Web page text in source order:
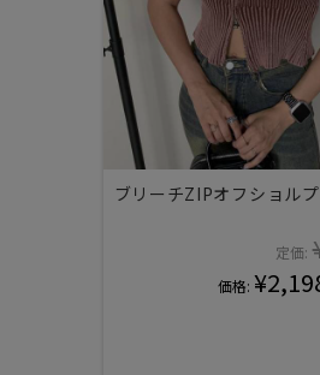
ブリーチZIPオフショル
定価:
価格: